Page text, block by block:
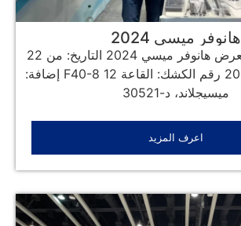
هانوفر ميسي 2024
اسم المعرض: معرض هانوفر ميسي 2024 التاريخ: من 22
إلى 26 أبريل 2024 رقم الكشك: القاعة 12 F40-8 إضافة:
ميسيجلاند، د-30521
اعرف المزيد